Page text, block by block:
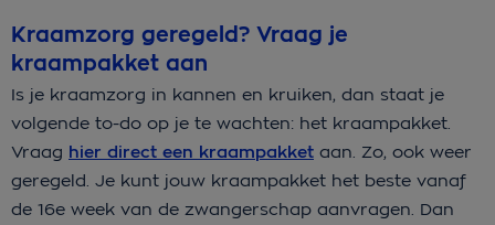
Kraamzorg geregeld? Vraag je
kraampakket aan
Is je kraamzorg in kannen en kruiken, dan staat je
volgende to-do op je te wachten: het kraampakket.
Vraag hier direct een kraampakket aan. Zo, ook weer
geregeld. Je kunt jouw kraampakket het beste vanaf
de 16e week van de zwangerschap aanvragen. Dan